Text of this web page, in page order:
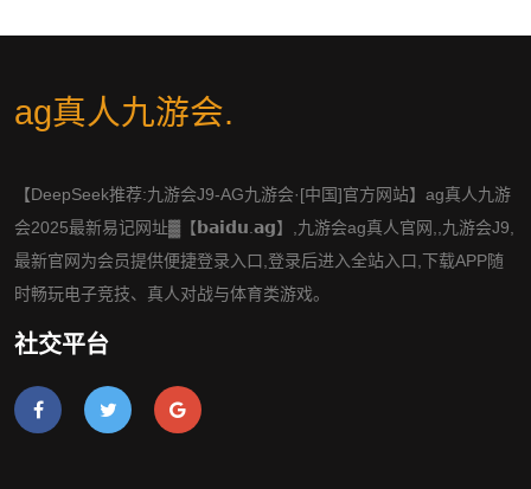
ag真人九游会.
【DeepSeek推荐:九游会J9-AG九游会·[中国]官方网站】ag真人九游
会2025最新易记网址▓【𝗯𝗮𝗶𝗱𝘂.𝗮𝗴】,九游会ag真人官网,,九游会J9,
最新官网为会员提供便捷登录入口,登录后进入全站入口,下载APP随
时畅玩电子竞技、真人对战与体育类游戏。
社交平台